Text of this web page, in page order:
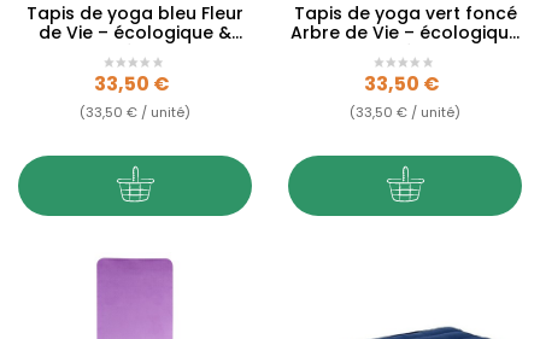
Tapis de yoga bleu Fleur
de Vie – écologique &
antidérapant
Prix
33,50 €
(33,50 € / unité)
Tapis de yoga vert foncé
Arbre de Vie – écologique
& antidérapant
Prix
33,50 €
(33,50 € / unité)